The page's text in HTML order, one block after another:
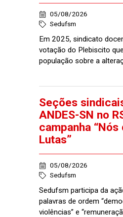
05/08/2026
Sedufsm
Em 2025, sindicato
votação do Plebiscito
população sobre a
Seções
ANDES-SN no
campanha
Lutas”
05/08/2026
Sedufsm
Sedufsm participa da
palavras de ordem
violências” e